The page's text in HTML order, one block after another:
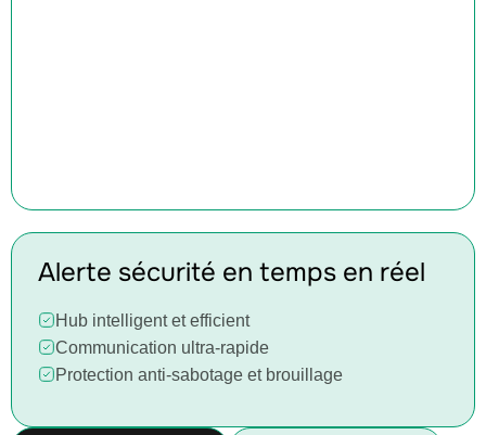
Alerte sécurité en temps en réel
Hub intelligent et efficient
Communication ultra-rapide
Protection anti-sabotage et brouillage